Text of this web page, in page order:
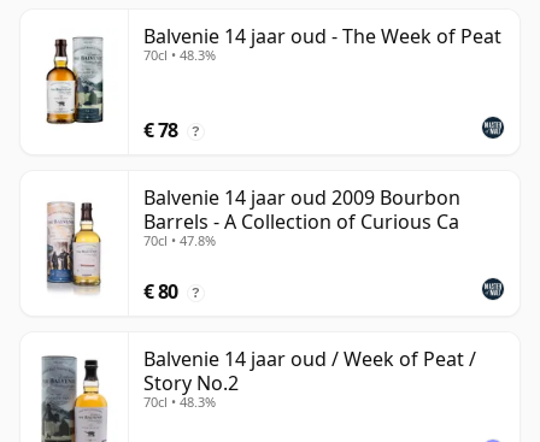
Balvenie 14 jaar oud - The Week of Peat
70cl • 48.3%
€ 78 ?
Balvenie 14 jaar oud 2009 Bourbon
Barrels - A Collection of Curious Ca
70cl • 47.8%
€ 80 ?
Balvenie 14 jaar oud / Week of Peat /
Story No.2
70cl • 48.3%